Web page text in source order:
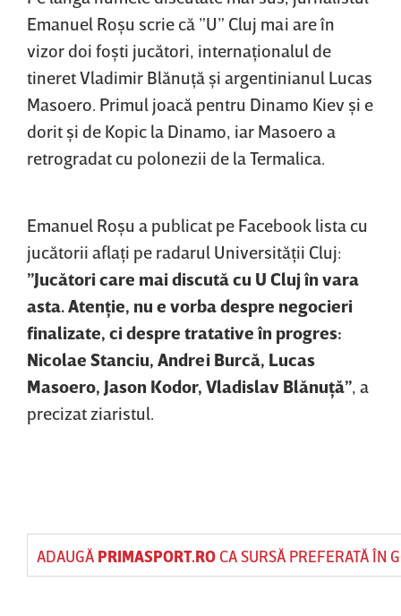
Emanuel Roşu scrie că ”U” Cluj mai are în
vizor doi foşti jucători, internaţionalul de
tineret Vladimir Blănuţă şi argentinianul Lucas
Masoero. Primul joacă pentru Dinamo Kiev şi e
dorit şi de Kopic la Dinamo, iar Masoero a
retrogradat cu polonezii de la Termalica.
Emanuel Roşu a publicat pe Facebook lista cu
jucătorii aflaţi pe radarul Universităţii Cluj:
”Jucători care mai discută cu U Cluj în vara
asta. Atenţie, nu e vorba despre negocieri
finalizate, ci despre tratative în progres:
Nicolae Stanciu, Andrei Burcă, Lucas
Masoero, Jason Kodor, Vladislav Blănuţă” , a
precizat ziaristul.
ADAUGĂ PRIMASPORT.ROCA SURSĂ PREFERATĂ ÎN